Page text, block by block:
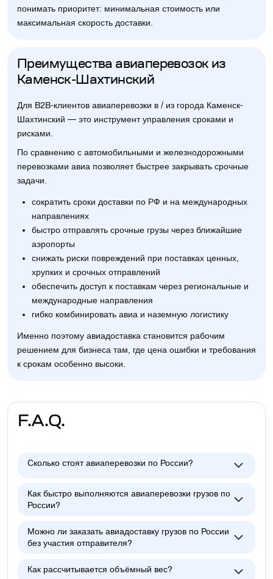
понимать приоритет: минимальная стоимость или
максимальная скорость доставки.
Преимущества авиаперевозок из
Каменск-Шахтинский
Для B2B-клиентов авиаперевозки в / из города Каменск-
Шахтинский — это инструмент управления сроками и
рисками.
По сравнению с автомобильными и железнодорожными
перевозками авиа позволяет быстрее закрывать срочные
задачи.
сократить сроки доставки по РФ и на международных
направлениях
быстро отправлять срочные грузы через ближайшие
аэропорты
снижать риски повреждений при поставках ценных,
хрупких и срочных отправлений
обеспечить доступ к поставкам через региональные и
международные направления
гибко комбинировать авиа и наземную логистику
Именно поэтому авиадоставка становится рабочим
решением для бизнеса там, где цена ошибки и требования
к срокам особенно высоки.
F.A.Q.
Сколько стоят авиаперевозки по России?
Как быстро выполняются авиаперевозки грузов по
России?
Можно ли заказать авиадоставку грузов по России
без участия отправителя?
Как рассчитывается объёмный вес?